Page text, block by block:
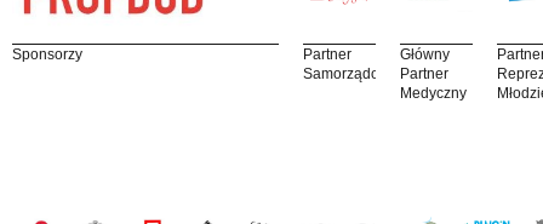
Sponsorzy
Partner
Samorządowy
Główny
Partner
Medyczny